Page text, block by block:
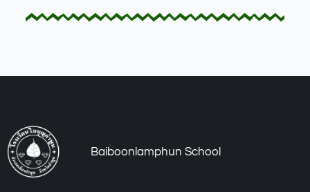
Baiboonlamphun School